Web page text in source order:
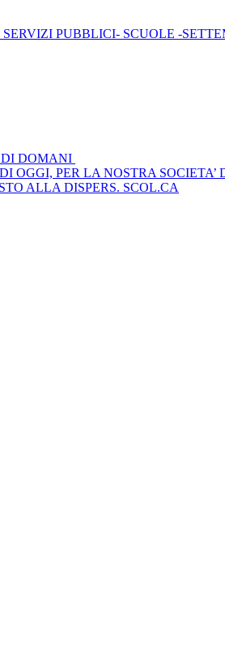
PUBBLICI- SCUOLE -
DI DOMANI
OGGI, PER LA NOSTRA SOCIETA’
ALLA DISPERS. SCOL.CA